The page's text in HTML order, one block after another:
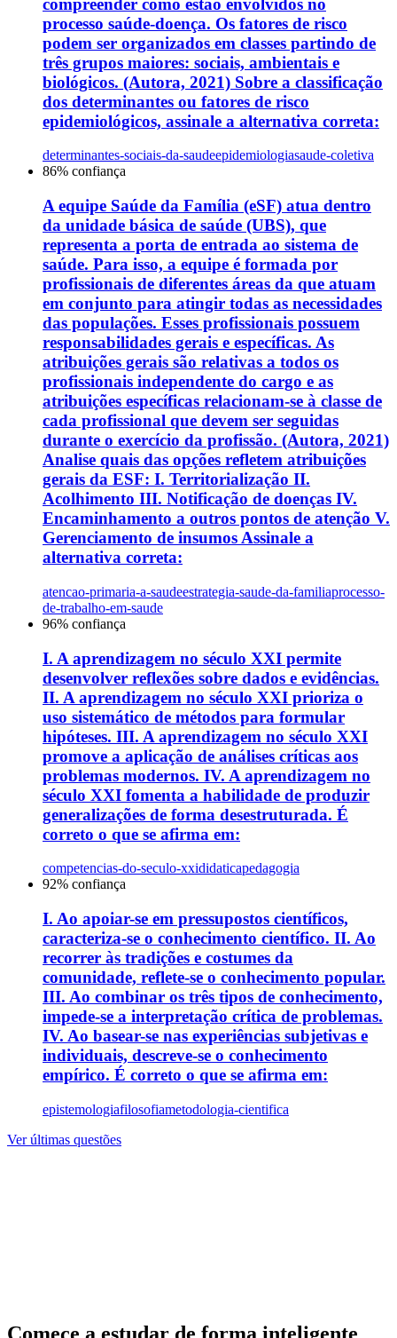
processo saúde-doença. Os fatores de risco
podem ser organizados em classes partindo de
três grupos maiores: sociais, ambientais e
biológicos. (Autora, 2021) Sobre a classificação
dos determinantes ou fatores de risco
epidemiológicos, assinale a alternativa correta:
determinantes-sociais-da-saudeepidemiologiasaude-coletiva
86% confiança
A equipe Saúde da Família (eSF) atua dentro
da unidade básica de saúde (UBS), que
representa a porta de entrada ao sistema de
saúde. Para isso, a equipe é formada por
profissionais de diferentes áreas da que atuam
em conjunto para atingir todas as necessidades
das populações. Esses profissionais possuem
responsabilidades gerais e específicas. As
atribuições gerais são relativas a todos os
profissionais independente do cargo e as
atribuições específicas relacionam-se à classe de
cada profissional que devem ser seguidas
durante o exercício da profissão. (Autora, 2021)
Analise quais das opções refletem atribuições
gerais da ESF: I. Territorialização II.
Acolhimento III. Notificação de doenças IV.
Encaminhamento a outros pontos de atenção V.
Gerenciamento de insumos Assinale a
alternativa correta:
atencao-primaria-a-saudeestrategia-saude-da-familiaprocesso-
de-trabalho-em-saude
96% confiança
I. A aprendizagem no século XXI permite
desenvolver reflexões sobre dados e evidências.
II. A aprendizagem no século XXI prioriza o
uso sistemático de métodos para formular
hipóteses. III. A aprendizagem no século XXI
promove a aplicação de análises críticas aos
problemas modernos. IV. A aprendizagem no
século XXI fomenta a habilidade de produzir
generalizações de forma desestruturada. É
correto o que se afirma em:
competencias-do-seculo-xxididaticapedagogia
92% confiança
I. Ao apoiar-se em pressupostos científicos,
caracteriza-se o conhecimento científico. II. Ao
recorrer às tradições e costumes da
comunidade, reflete-se o conhecimento popular.
III. Ao combinar os três tipos de conhecimento,
impede-se a interpretação crítica de problemas.
IV. Ao basear-se nas experiências subjetivas e
individuais, descreve-se o conhecimento
empírico. É correto o que se afirma em:
epistemologiafilosofiametodologia-cientifica
Ver últimas questões